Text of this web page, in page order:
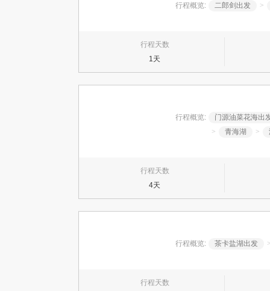
行程概览: 二郎剑出发 >
行程天数
1天
行程概览:
门源油菜花海出
>
青海湖 >
行程天数
4天
行程概览: 茶卡盐湖出发
行程天数